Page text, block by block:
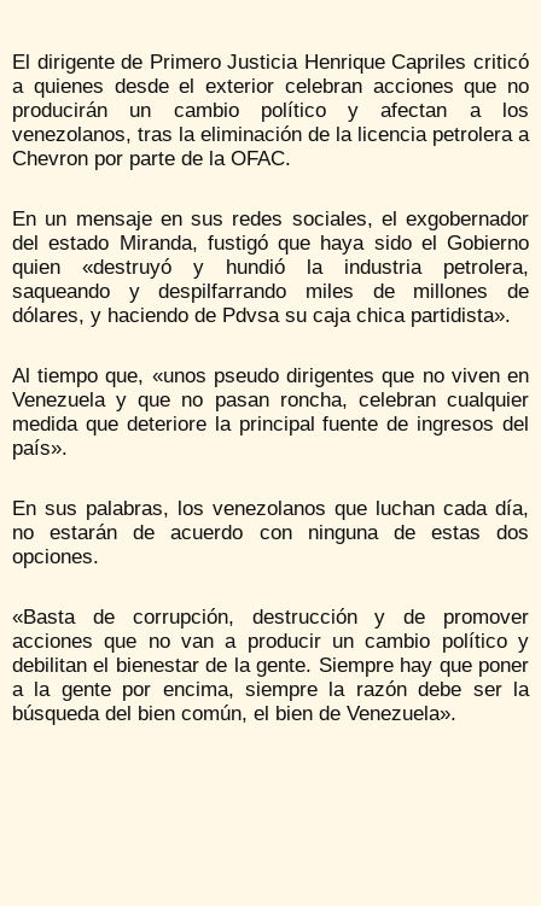
El dirigente de Primero Justicia Henrique Capriles criticó
a quienes desde el exterior celebran acciones que no
producirán un cambio político y afectan a los
venezolanos, tras la eliminación de la licencia petrolera a
Chevron por parte de la OFAC.
En un mensaje en sus redes sociales, el exgobernador
del estado Miranda, fustigó que haya sido el Gobierno
quien «destruyó y hundió la industria petrolera,
saqueando y despilfarrando miles de millones de
dólares, y haciendo de Pdvsa su caja chica partidista».
Al tiempo que, «unos pseudo dirigentes que no viven en
Venezuela y que no pasan roncha, celebran cualquier
medida que deteriore la principal fuente de ingresos del
país».
En sus palabras, los venezolanos que luchan cada día,
no estarán de acuerdo con ninguna de estas dos
opciones.
«Basta de corrupción, destrucción y de promover
acciones que no van a producir un cambio político y
debilitan el bienestar de la gente. Siempre hay que poner
a la gente por encima, siempre la razón debe ser la
búsqueda del bien común, el bien de Venezuela».